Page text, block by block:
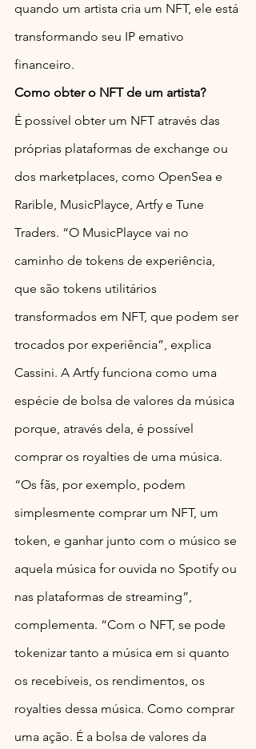
quando um artista cria um NFT, ele está
transformando seu IP emativo
financeiro.
Como obter o NFT de um artista?
É possível obter um NFT através das
próprias plataformas de exchange ou
dos marketplaces, como OpenSea e
Rarible, MusicPlayce, Artfy e Tune
Traders. “O MusicPlayce vai no
caminho de tokens de experiência,
que são tokens utilitários
transformados em NFT, que podem ser
trocados por experiência”, explica
Cassini. A Artfy funciona como uma
espécie de bolsa de valores da música
porque, através dela, é possível
comprar os royalties de uma música.
“Os fãs, por exemplo, podem
simplesmente comprar um NFT, um
token, e ganhar junto com o músico se
aquela música for ouvida no Spotify ou
nas plataformas de streaming”,
complementa. “Com o NFT, se pode
tokenizar tanto a música em si quanto
os recebíveis, os rendimentos, os
royalties dessa música. Como comprar
uma ação. É a bolsa de valores da